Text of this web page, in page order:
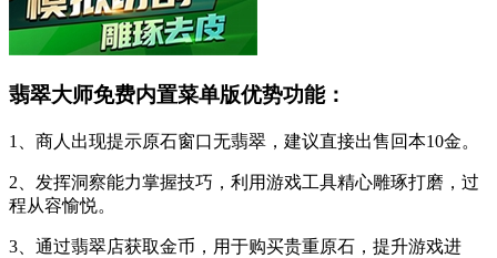
翡翠大师免费内置菜单版优势功能：
1、商人出现提示原石窗口无翡翠，建议直接出售回本10金。
2、发挥洞察能力掌握技巧，利用游戏工具精心雕琢打磨，过
程从容愉悦。
3、通过翡翠店获取金币，用于购买贵重原石，提升游戏进